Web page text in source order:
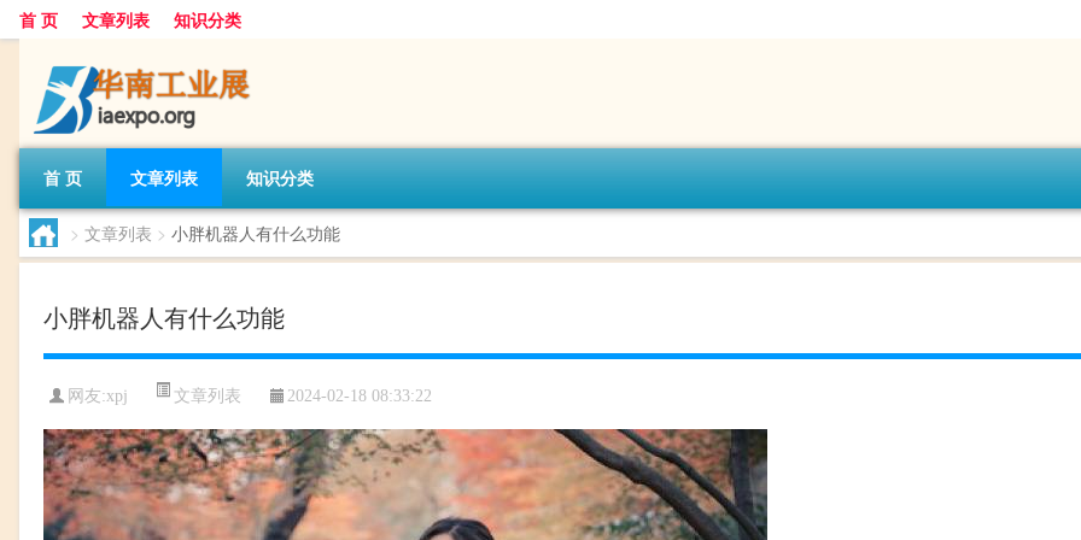
首 页 文章列表 知识分类
首 页 文章列表 知识分类
> 文章列表 > 小胖机器人有什么功能
小胖机器人有什么功能
网友:xpj 文章列表 2024-02-18 08:33:22